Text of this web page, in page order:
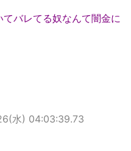
バレてる奴なんて闇金に
水) 04:03:39.73